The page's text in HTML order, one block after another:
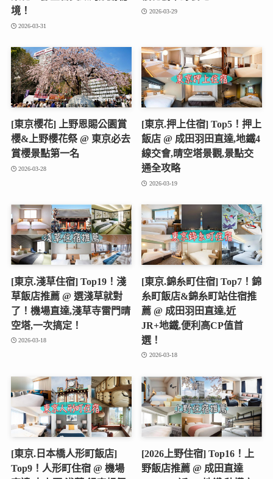
境！
2026-03-31
2026-03-29
[東京櫻花] 上野恩賜公園賞
櫻&上野櫻花祭 @ 東京必去
賞櫻景點第一名
2026-03-28
[東京.押上住宿] Top5！押上
飯店 @ 成田羽田直達,地鐵4
線交會,晴空塔景觀,景點交
通全攻略
2026-03-19
[東京.淺草住宿] Top19！淺
草飯店推薦 @ 選淺草就對
了！機場直達,淺草寺雷門晴
空塔,一次搞定！
2026-03-18
[東京.錦糸町住宿] Top7！錦
糸町飯店&錦糸町站住宿推
薦 @ 成田羽田直達,近
JR+地鐵,便利高CP值首
選！
2026-03-18
[東京.日本橋人形町飯店]
Top9！人形町住宿 @ 機場
[2026上野住宿] Top16！上
野飯店推薦 @ 成田直達